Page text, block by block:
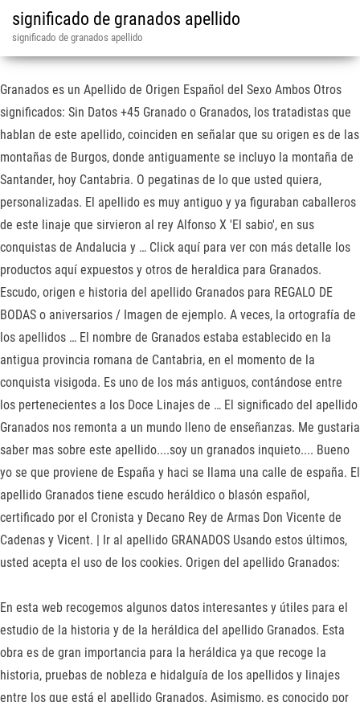
significado de granados apellido
significado de granados apellido
Granados es un Apellido de Origen Español del Sexo Ambos Otros
significados: Sin Datos +45 Granado o Granados, los tratadistas que
hablan de este apellido, coinciden en señalar que su origen es de las
montañas de Burgos, donde antiguamente se incluyo la montaña de
Santander, hoy Cantabria. O pegatinas de lo que usted quiera,
personalizadas. El apellido es muy antiguo y ya figuraban caballeros
de este linaje que sirvieron al rey Alfonso X 'El sabio', en sus
conquistas de Andalucia y … Click aquí para ver con más detalle los
productos aquí expuestos y otros de heraldica para Granados.
Escudo, origen e historia del apellido Granados para REGALO DE
BODAS o aniversarios / Imagen de ejemplo. A veces, la ortografía de
los apellidos … El nombre de Granados estaba establecido en la
antigua provincia romana de Cantabria, en el momento de la
conquista visigoda. Es uno de los más antiguos, contándose entre
los pertenecientes a los Doce Linajes de … El significado del apellido
Granados nos remonta a un mundo lleno de enseñanzas. Me gustaria
saber mas sobre este apellido....soy un granados inquieto.... Bueno
yo se que proviene de España y haci se llama una calle de españa. El
apellido Granados tiene escudo heráldico o blasón español,
certificado por el Cronista y Decano Rey de Armas Don Vicente de
Cadenas y Vicent. | Ir al apellido GRANADOS Usando estos últimos,
usted acepta el uso de los cookies. Origen del apellido Granados:
En esta web recogemos algunos datos interesantes y útiles para el
estudio de la historia y de la heráldica del apellido Granados. Esta
obra es de gran importancia para la heráldica ya que recoge la
historia, pruebas de nobleza e hidalguía de los apellidos y linajes
entre los que está el apellido Granados. Asimismo, es conocido por